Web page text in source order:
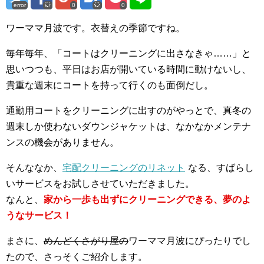
error 0 0
ワーママ月波です。衣替えの季節ですね。
毎年毎年、「コートはクリーニングに出さなきゃ……」と
思いつつも、平日はお店が開いている時間に動けないし、
貴重な週末にコートを持って行くのも面倒だし。
通勤用コートをクリーニングに出すのがやっとで、真冬の
週末しか使わないダウンジャケットは、なかなかメンテナ
ンスの機会がありません。
そんななか、 宅配クリーニングのリネット なる、すばらし
いサービスをお試しさせていただきました。
なんと、 家から一歩も出ずにクリーニングできる、夢のよ
うなサービス！
まさに、 めんどくさがり屋のワーママ月波にぴったりでし
たので、さっそくご紹介します。